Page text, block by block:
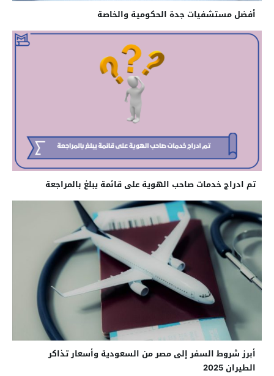
أفضل مستشفيات جدة الحكومية والخاصة
تم ادراج خدمات صاحب الهوية على قائمة يبلغ بالمراجعة
أبرز شروط السفر إلى مصر من السعودية وأسعار تذاكر
الطيران 2025